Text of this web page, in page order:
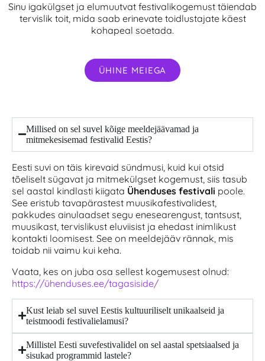
Sinu igakülgset ja elumuutvat festivalikogemust täiendab
tervislik toit, mida saab erinevate toidlustajate käest
kohapeal soetada.
ÜHINE MEIEGA
Millised on sel suvel kõige meeldejäävamad ja
mitmekesisemad festivalid Eestis?
Eesti suvi on täis kirevaid sündmusi, kuid kui otsid
tõeliselt sügavat ja mitmekülgset kogemust, siis tasub
sel aastal kindlasti kiigata Ühenduses festivali poole.
See eristub tavapärastest muusikafestivalidest,
pakkudes ainulaadset segu enesearengust, tantsust,
muusikast, tervislikust eluviisist ja ehedast inimlikust
kontakti loomisest. See on meeldejääv rännak, mis
toidab nii vaimu kui keha.
Vaata, kes on juba osa sellest kogemusest olnud:
https://ühenduses.ee/tagasiside/
Kust leiab sel suvel Eestis kultuuriliselt unikaalseid ja
teistmoodi festivalielamusi?
Millistel Eesti suvefestivalidel on sel aastal spetsiaalsed ja
sisukad programmid lastele?